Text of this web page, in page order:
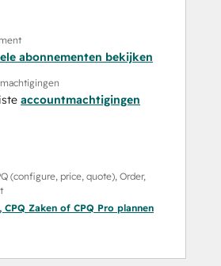
abonnementen bekijken
accountmachtigingen
(configure, price, quote), Order,
, CPQ Zaken of CPQ Pro plannen